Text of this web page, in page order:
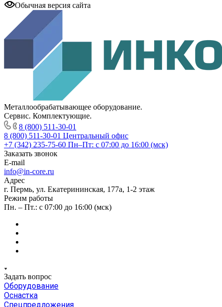
Обычная версия сайта
Металлообрабатывающее оборудование.
Сервис. Комплектующие.
8 (800) 511-30-01
8 (800) 511-30-01 Центральный офис
+7 (342) 235-75-60 Пн–Пт: с 07:00 до 16:00 (мск)
Заказать звонок
E-mail
info@in-core.ru
Адрес
г. Пермь, ул. ​Екатерининская, 177а, ​1-2 этаж
Режим работы
Пн. – Пт.: с 07:00 до 16:00 (мск)
Задать вопрос
Оборудование
Оснастка
Спецпредложения